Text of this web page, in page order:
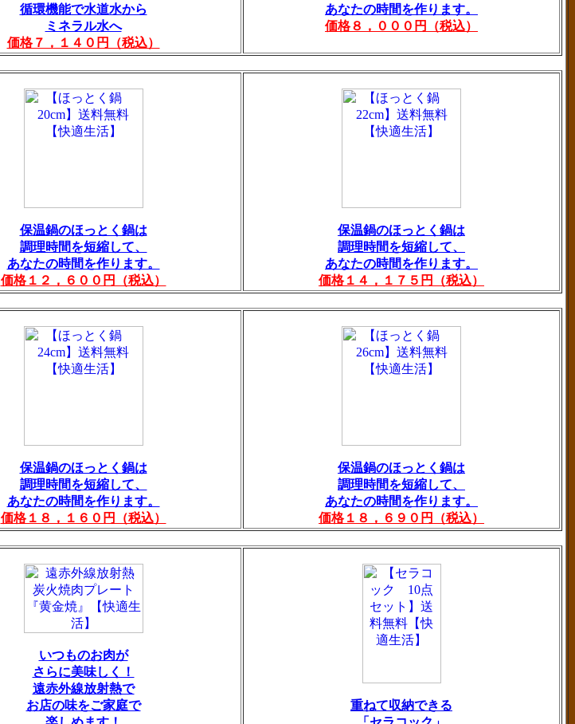
循環機能で水道水から
ミネラル水へ
価格７，１４０円（税込）
あなたの時間を作ります。
価格８，０００円（税込）
保温鍋のほっとく鍋は
調理時間を短縮して、
あなたの時間を作ります。
価格１２，６００円（税込）
保温鍋のほっとく鍋は
調理時間を短縮して、
あなたの時間を作ります。
価格１４，１７５円（税込）
保温鍋のほっとく鍋は
調理時間を短縮して、
あなたの時間を作ります。
価格１８，１６０円（税込）
保温鍋のほっとく鍋は
調理時間を短縮して、
あなたの時間を作ります。
価格１８，６９０円（税込）
いつものお肉が
さらに美味しく！
遠赤外線放射熱で
お店の味をご家庭で
重ねて収納できる